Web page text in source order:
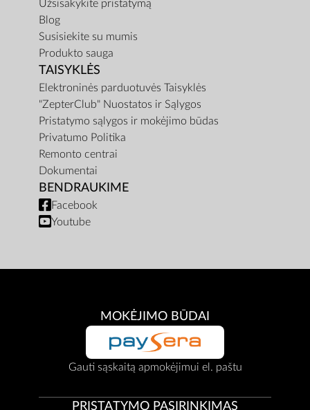
Užsisakykite pristatymą
Blog
Susisiekite su mumis
Produkto sauga
TAISYKLĖS
Elektroninės parduotuvės Taisyklės
"ZepterClub" Nuostatos ir Sąlygos
Pristatymo sąlygos ir mokėjimo būdas
Privatumo Politika
Remonto centrai
Dokumentai
BENDRAUKIME
Facebook
Youtube
MOKĖJIMO BŪDAI
Gauti sąskaitą apmokėjimui el. paštu
PRISTATYMO PASIRINKIMAS